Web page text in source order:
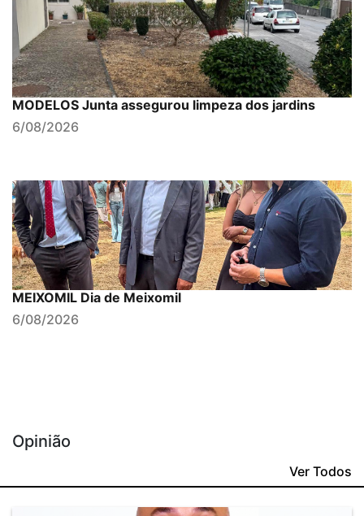
MODELOS Junta assegurou limpeza dos jardins
6/08/2026
MEIXOMIL Dia de Meixomil
6/08/2026
Opinião
Ver Todos